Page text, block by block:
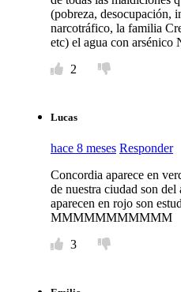
(pobreza, desocupación,
narcotráfico, la familia
etc) el agua con arsénico
2
Lucas
hace 8 meses Responder
Concordia aparece en
de nuestra ciudad son
aparecen en rojo son
MMMMMMMMMMM
3